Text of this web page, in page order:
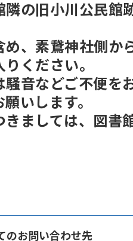
の旧小川公民館
、素鵞神社側か
ください。
騒音などご不便を
いします。
ましては、図書
のお問い合わせ先